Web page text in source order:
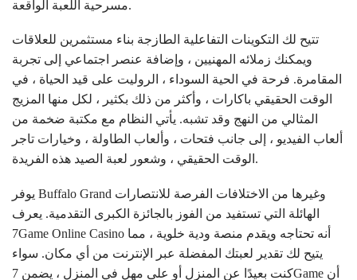
مسرحية اللعبة الواقعة.
تتيح لك التكوينات التفاعلية الطازجة بناء مستثمرين للعلاقات
ويمكنك زملائه المهنيين ، وإضافة عنصر اجتماعي إلى تجربة
المقامرة. فرحة في الحية السوداء ، الروليت على قيد الحياة ، في
الوقت الحقيقي باكارات ، وأكثر من ذلك بكثير ، لكل منها المزيج
المثالي من النهج وقد تشبه. يأتي النظام مع مكتبة ضخمة من
ألعاب الفيديو ، إلى جانب فتحات ، وألعاب الطاولة ، وخيارات تاجر
الوقت الحقيقي ، وشعور لعبة الصيد هذه الفريدة.
يوفر Buffalo Grand وغيرها من الاختلافات الفرصة للانتصارات
الهائلة التي تستفيد من الفوز بالجائزة الكبرى التقدمية. يعرف
7Game Online Casino أنه تحتاجه ويقدم منصة ودية خلوية ، مما
يتيح لك تقدير لعبتك المفضلة عبر الإنترنت من أي مكان. سواء
كنت بعيدًا عن المنزل أو على مهل في المنزل ، يضمن 7Game أن